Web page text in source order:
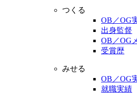
つくる
OB／OG
出身監督
OB／OG
受賞歴
みせる
OB／OG
就職実績